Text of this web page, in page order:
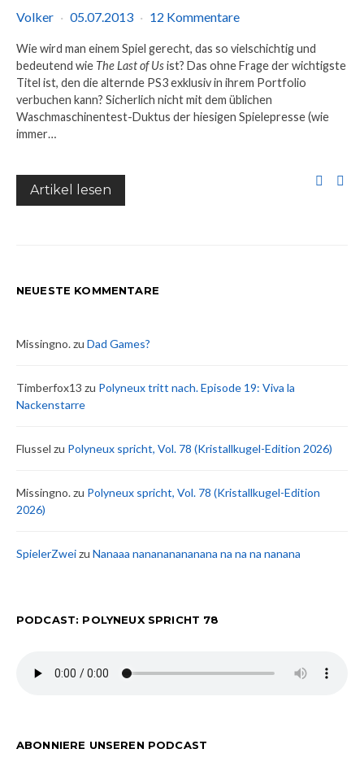
Volker 05.07.2013 12 Kommentare
Wie wird man einem Spiel gerecht, das so vielschichtig und
bedeutend wie The Last of Usist? Das ohne Frage der wichtigste
Titel ist, den die alternde PS3 exklusiv in ihrem Portfolio
verbuchen kann? Sicherlich nicht mit dem üblichen
Waschmaschinentest-Duktus der hiesigen Spielepresse (wie
immer…
Artikel lesen
NEUESTE KOMMENTARE
Missingno.zu Dad Games?
Timberfox13 zu Polyneux tritt nach. Episode 19: Viva la
Nackenstarre
Flussel zu Polyneux spricht, Vol. 78 (Kristallkugel-Edition 2026)
Missingno.zu Polyneux spricht, Vol. 78 (Kristallkugel-Edition
2026)
SpielerZweizu Nanaaa nanananananana na na na nanana
PODCAST: POLYNEUX SPRICHT 78
ABONNIERE UNSEREN PODCAST